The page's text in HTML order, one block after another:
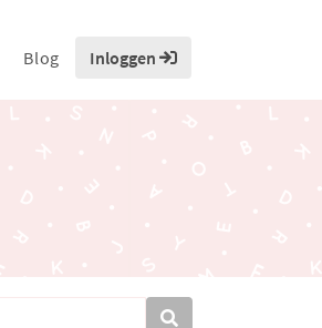
Blog Inloggen